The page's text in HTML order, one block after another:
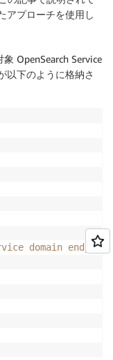
アプローチを使用し
OpenSearch Service
以下のように格納さ
domain